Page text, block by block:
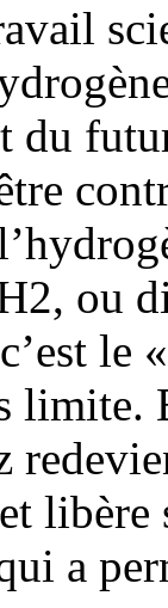
du
ou
limite.
a